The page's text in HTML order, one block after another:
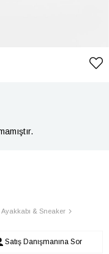
Ayakkabı & Sneaker
Satış Danışmanına Sor